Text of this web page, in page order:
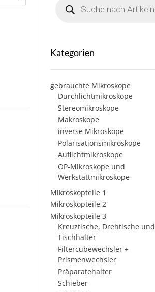
search
Kategorien
gebrauchte Mikroskope
Durchlichtmikroskope
Stereomikroskope
Makroskope
inverse Mikroskope
Polarisationsmikroskope
Auflichtmikroskope
OP-Mikroskope und
Werkstattmikroskope
Mikroskopteile 1
Mikroskopteile 2
Mikroskopteile 3
Kreuztische, Drehtische und
Tischhalter
Filtercubewechsler +
Prismenwechsler
Präparatehalter
Schieber